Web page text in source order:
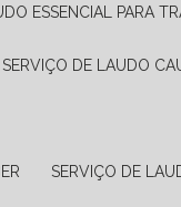
ESSENCIAL PARA
SERVIÇO DE LAUDO
SERVIÇO DE